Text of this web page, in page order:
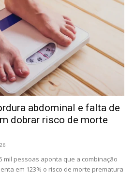
abdominal e falta de
dobrar risco de morte
mil pessoas aponta que a combinação
em 123% o risco de morte prematura